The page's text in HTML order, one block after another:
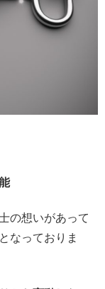
の想いがあって
なっておりま